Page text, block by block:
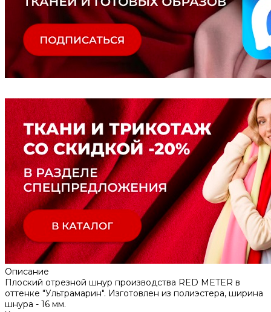
Описание
Плоский отрезной шнур производства RED METER в
оттенке "Ультрамарин". Изготовлен из полиэстера, ширина
шнура - 16 мм.